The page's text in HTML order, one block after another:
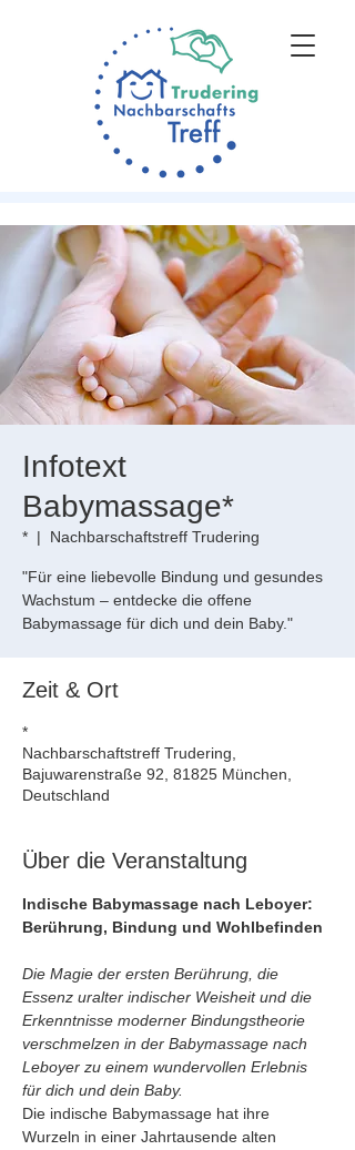
Infotext
Babymassage*
*
  |
Nachbarschaftstreff Trudering
"Für eine liebevolle Bindung und gesundes
Wachstum – entdecke die offene
Babymassage für dich und dein Baby."
Zeit & Ort
*
Nachbarschaftstreff Trudering,
Bajuwarenstraße 92, 81825 München,
Deutschland
Über die Veranstaltung
Indische Babymassage nach Leboyer:
Berührung, Bindung und Wohlbefinden
Die Magie der ersten Berührung, die
Essenz uralter indischer Weisheit und die
Erkenntnisse moderner Bindungstheorie
verschmelzen in der Babymassage nach
Leboyer zu einem wundervollen Erlebnis
für dich und dein Baby.
Die indische Babymassage hat ihre
Wurzeln in einer Jahrtausende alten